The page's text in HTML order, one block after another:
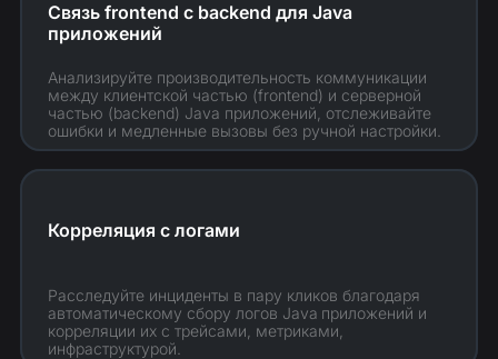
Связь frontend c backend для Java
приложений
Анализируйте производительность коммуникации
между клиентской частью (frontend) и серверной
частью (backend) Java приложений, отслеживайте
ошибки и медленные вызовы без ручной настройки.
Корреляция с логами
Расследуйте инциденты в пару кликов благодаря
автоматическому сбору логов Java приложений и
корреляции их с трейсами, метриками,
инфраструктурой.